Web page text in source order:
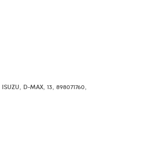
ISUZU, D-MAX, 13, 898071760,